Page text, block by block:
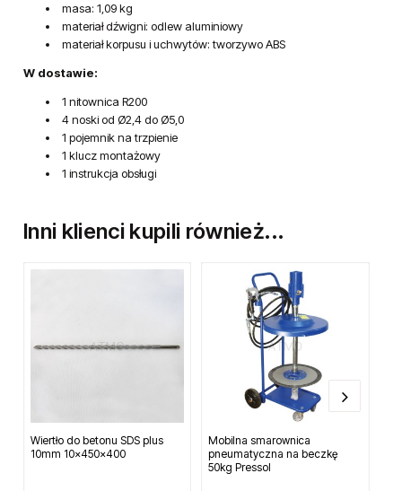
masa: 1,09 kg
materiał dźwigni: odlew aluminiowy
materiał korpusu i uchwytów: tworzywo ABS
W dostawie:
1 nitownica R200
4 noski od Ø2,4 do Ø5,0
1 pojemnik na trzpienie
1 klucz montażowy
1 instrukcja obsługi
Inni klienci kupili również...
Wiertło do betonu SDS plus
10mm 10x450x400
Mobilna smarownica
pneumatyczna na beczkę
50kg Pressol